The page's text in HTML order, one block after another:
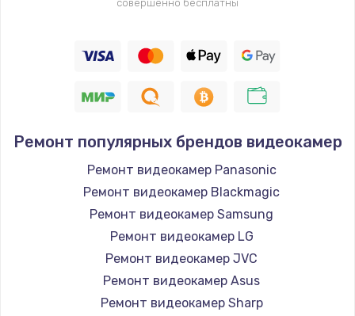
совершенно бесплатны
Ремонт популярных брендов видеокамер
Ремонт видеокамер Panasonic
Ремонт видеокамер Blackmagic
Ремонт видеокамер Samsung
Ремонт видеокамер LG
Ремонт видеокамер JVC
Ремонт видеокамер Asus
Ремонт видеокамер Sharp